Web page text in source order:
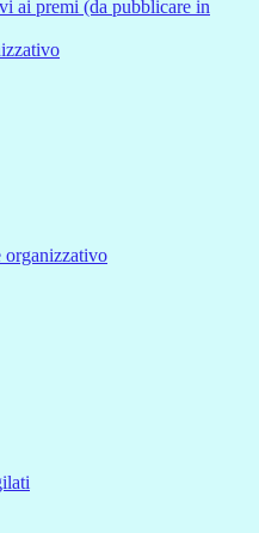
ai premi (da pubblicare in
organizzativo